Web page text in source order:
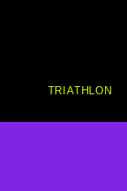
TRIATHLON